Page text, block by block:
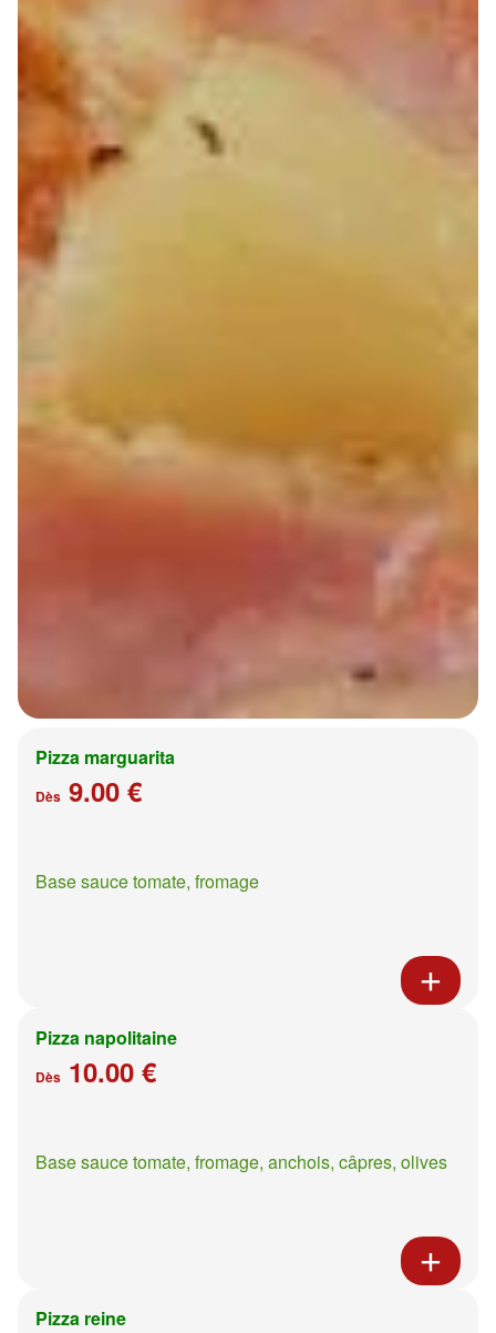
Pizza marguarita
Dès 9.00 €
Base sauce tomate, fromage
Pizza napolitaine
Dès 10.00 €
Base sauce tomate, fromage, anchois, câpres, olives
Pizza reine